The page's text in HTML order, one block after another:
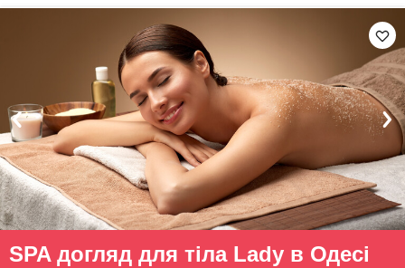
SPA догляд для тіла Lady в Одесі